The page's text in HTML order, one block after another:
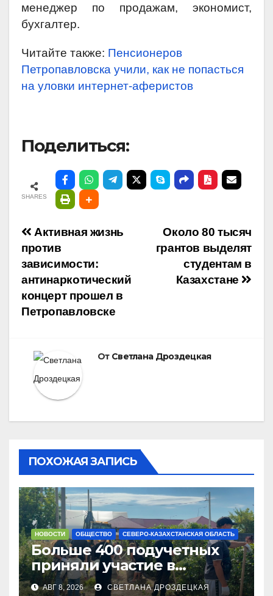
менеджер по продажам, экономист,
бухгалтер.
Читайте также: Пенсионеров
Петропавловска учили, как не попасться
на уловки интернет-аферистов
Поделиться:
SHARES
Навигация
по
записям
Около 80 тысяч
грантов выделят
студентам в
Казахстане
Активная жизнь
против
зависимости:
антинаркотический
концерт прошел в
Петропавловске
От Светлана Дроздецкая
ПОХОЖАЯ ЗАПИСЬ
НОВОСТИ ОБЩЕСТВО СЕВЕРО-КАЗАХСТАНСКАЯ ОБЛАСТЬ
Больше 400 подучетных
приняли участие в
экоакции в СКО
АВГ 8, 2026 СВЕТЛАНА ДРОЗДЕЦКАЯ